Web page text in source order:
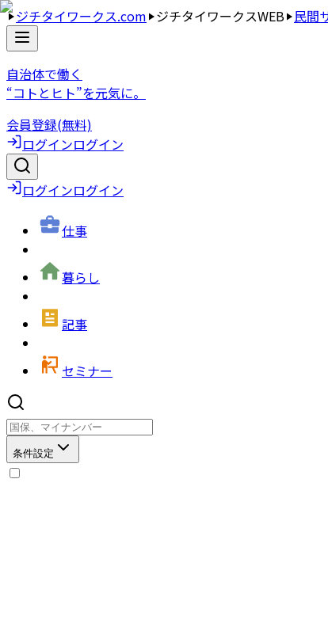
ジチタイワークス.com ジチタイワークスWEB 民間
自治体で働く
“コトとヒト”を元気に。
会員登録(無料)
ログインログイン
ログインログイン
仕事
暮らし
記事
セミナー
条件設定